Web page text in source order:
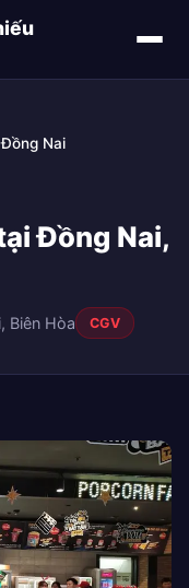
Nai
Đồng Nai,
Biên Hòa CGV